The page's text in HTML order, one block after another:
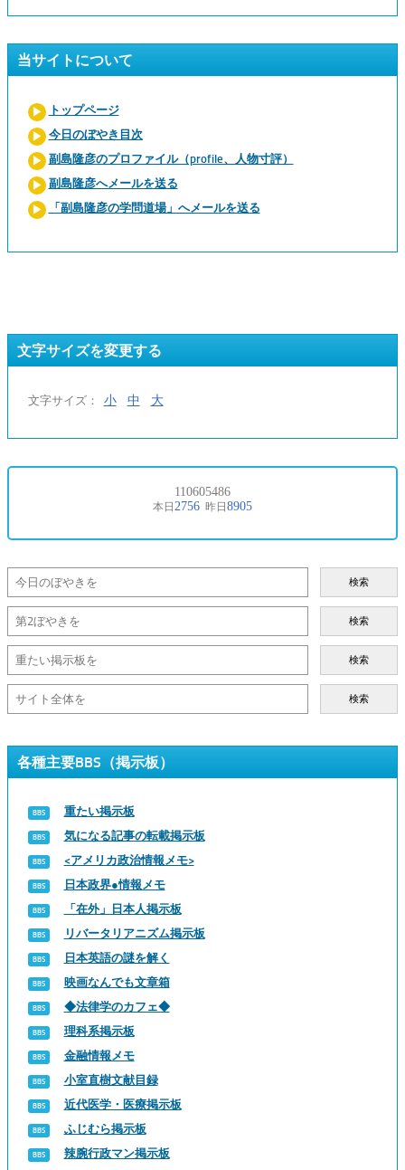
当サイトについて
トップページ
今日のぼやき目次
副島隆彦のプロファイル（profile、人物寸評）
副島隆彦へメールを送る
「副島隆彦の学問道場」へメールを送る
文字サイズを変更する
文字サイズ： 小 中 大
検索
検索
検索
検索
各種主要BBS（掲示板）
重たい掲示板
気になる記事の転載掲示板
<アメリカ政治情報メモ>
日本政界●情報メモ
「在外」日本人掲示板
リバータリアニズム掲示板
日本英語の謎を解く
映画なんでも文章箱
◆法律学のカフェ◆
理科系掲示板
金融情報メモ
小室直樹文献目録
近代医学・医療掲示板
ふじむら掲示板
辣腕行政マン掲示板